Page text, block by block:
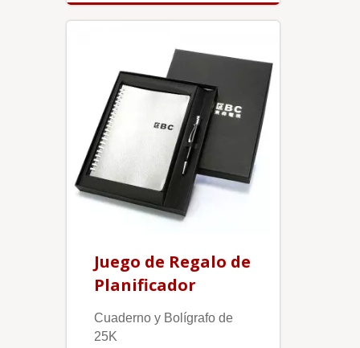
Juego de Regalo de
Planificador
Cuaderno y Bolígrafo de
25K